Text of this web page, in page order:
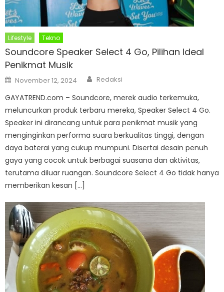
Lifestyle Tekno
Soundcore Speaker Select 4 Go, Pilihan Ideal
Penikmat Musik
Posted
on
November 12, 2024 Author
Redaksi
GAYATREND.com – Soundcore, merek audio terkemuka,
meluncurkan produk terbaru mereka, Speaker Select 4 Go.
Speaker ini dirancang untuk para penikmat musik yang
menginginkan performa suara berkualitas tinggi, dengan
daya baterai yang cukup mumpuni. Disertai desain penuh
gaya yang cocok untuk berbagai suasana dan aktivitas,
terutama diluar ruangan. Soundcore Select 4 Go tidak hanya
memberikan kesan […]